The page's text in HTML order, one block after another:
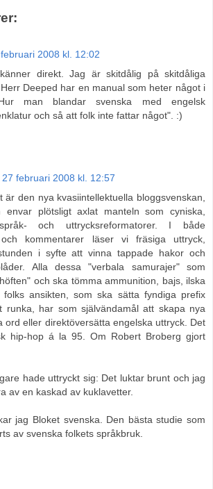
2008 kl. 12:02
direkt. Jag är skitdålig på skitdåliga
Deeped har en manual som heter något i
man blandar svenska med engelsk
och så att folk inte fattar något". :)
27 februari 2008 kl. 12:57
är den nya kvasiintellektuella bloggsvenskan,
plötsligt axlat manteln som cyniska,
och uttrycksreformatorer. I både
och kommentarer läser vi fräsiga uttryck,
i syfte att vinna tappade hakor och
Alla dessa "verbala samurajer" som
och ska tömma ammunition, bajs, ilska
ansikten, som ska sätta fyndiga prefix
runka, har som självändamål att skapa nya
ord eller direktöversätta engelska uttryck. Det
hip-hop á la 95. Om Robert Broberg gjort
hade uttryckt sig: Det luktar brunt och jag
av en kaskad av kuklavetter.
jag Bloket svenska. Den bästa studie som
av svenska folkets språkbruk.